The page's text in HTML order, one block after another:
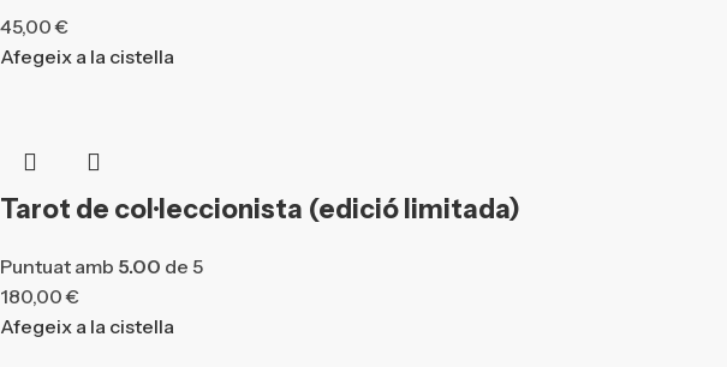
45,00€
Afegeix a la cistella
Tarot de col·leccionista (edició limitada)
Puntuat amb 5.00 de 5
180,00€
Afegeix a la cistella